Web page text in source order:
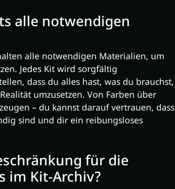
alle notwendigen
alle notwendigen Materialien, um
Jedes Kit wird sorgfältig
dass du alles hast, was du brauchst,
umzusetzen. Von Farben über
– du kannst darauf vertrauen, dass
sind und dir ein reibungsloses
für die
im Kit-Archiv?